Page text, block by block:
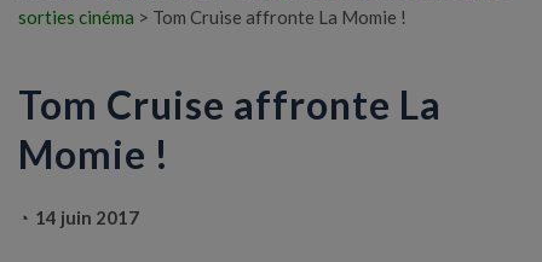
sorties cinéma > Tom Cruise affronte La Momie !
Tom Cruise affronte La
Momie !
14 juin 2017